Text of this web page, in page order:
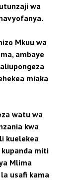
wa
Mkuu wa
ambaye
miaka
watu wa
kwa
kuelekea
miti
Mlima
usafi kama